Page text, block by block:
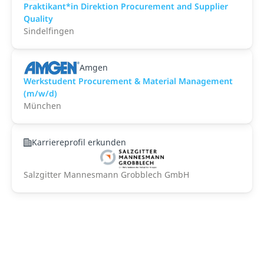
Praktikant*in Direktion Procurement and Supplier
Quality
Sindelfingen
Amgen
Werkstudent Procurement & Material Management
(m/w/d)
München
Karriereprofil erkunden
Salzgitter Mannesmann Grobblech GmbH